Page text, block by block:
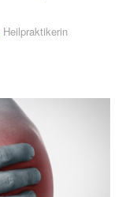
Heilpraktikerin